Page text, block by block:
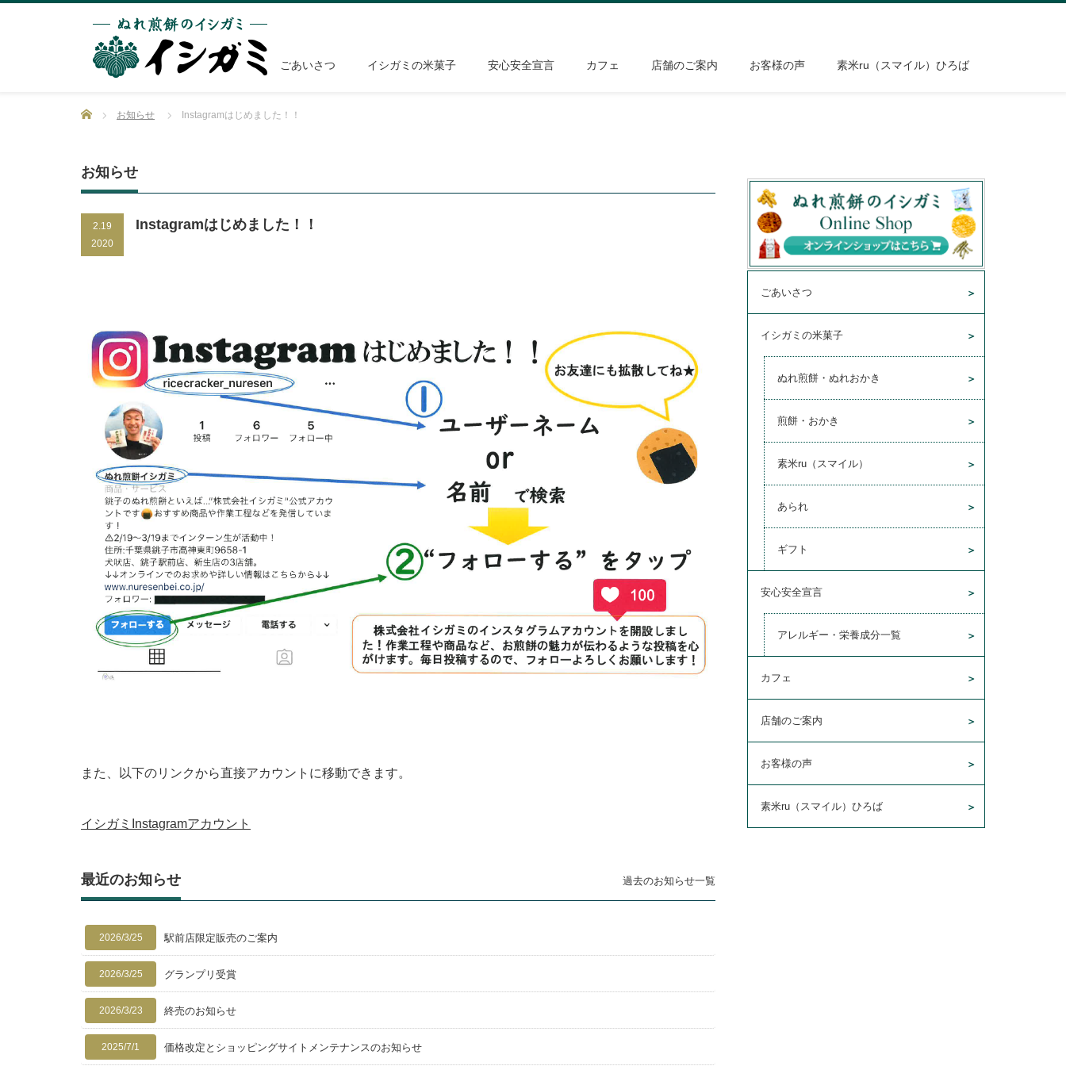
ごあいさつ イシガミの米菓子 安心安全宣言 カフェ 店舗のご案内 お客様の声 素米ru（スマイル）ひろば
Home お知らせ Instagramはじめました！！
お知らせ
2.19
2020
Instagramはじめました！！
また、以下のリンクから直接アカウントに移動できます。
イシガミInstagramアカウント
最近のお知らせ
2026/3/25 駅前店限定販売のご案内
2026/3/25 グランプリ受賞
2026/3/23 終売のお知らせ
2025/7/1 価格改定とショッピングサイトメンテナンスのお知らせ
過去のお知らせ一覧
ごあいさつ
イシガミの米菓子
ぬれ煎餅・ぬれおかき
煎餅・おかき
素米ru（スマイル）
あられ
ギフト
安心安全宣言
アレルギー・栄養成分一覧
カフェ
店舗のご案内
お客様の声
素米ru（スマイル）ひろば